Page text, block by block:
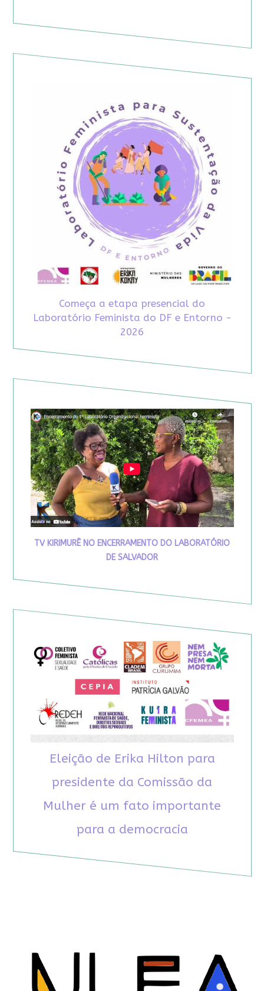
Começa a etapa presencial do
Laboratório Feminista do DF e Entorno -
2026
TV KIRIMURÊ NO ENCERRAMENTO DO LABORATÓRIO
DE SALVADOR
Eleição de Erika Hilton para
presidente da Comissão da
Mulher é um fato importante
para a democracia